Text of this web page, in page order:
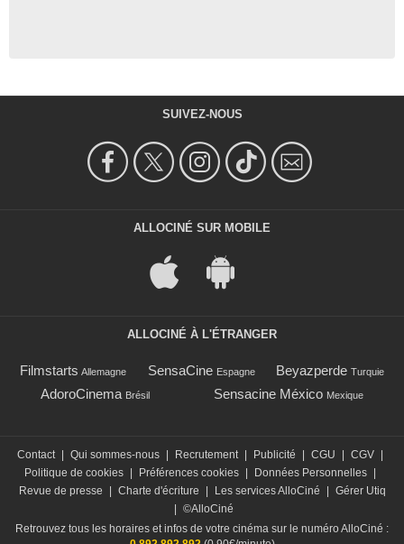
SUIVEZ-NOUS
ALLOCINÉ SUR MOBILE
ALLOCINÉ À L'ÉTRANGER
Filmstarts Allemagne SensaCine Espagne Beyazperde Turquie
AdoroCinema Brésil Sensacine México Mexique
Contact | Qui sommes-nous | Recrutement | Publicité | CGU | CGV |
Politique de cookies | Préférences cookies | Données Personnelles |
Revue de presse
| Charte d'écriture | Les services AlloCiné | Gérer Utiq
| ©AlloCiné
Retrouvez tous les horaires et infos de votre cinéma sur le numéro AlloCiné :